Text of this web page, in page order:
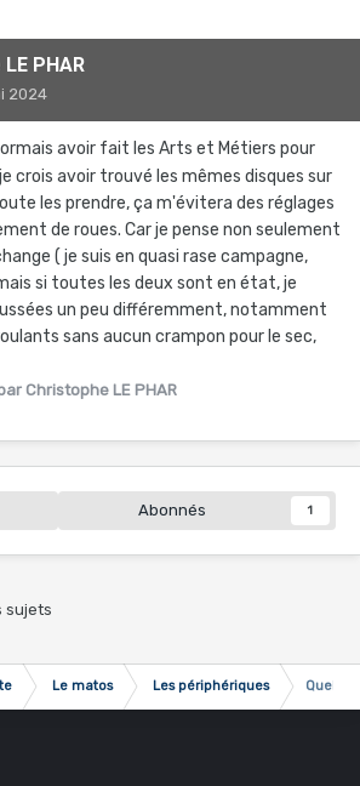
PHAR
2024
avoir fait les Arts et Métiers pour
crois avoir trouvé les mêmes disques sur
les prendre, ça m'évitera des réglages
de roues. Car je pense non seulement
( je suis en quasi rase campagne,
si toutes les deux sont en état, je
un peu différemment, notamment
sans aucun crampon pour le sec,
Christophe LE PHAR
Abonnés 1
sujets
Le matos Les périphériques Quels